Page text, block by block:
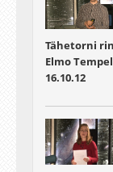
Tähetorni
Elmo
16.10.12